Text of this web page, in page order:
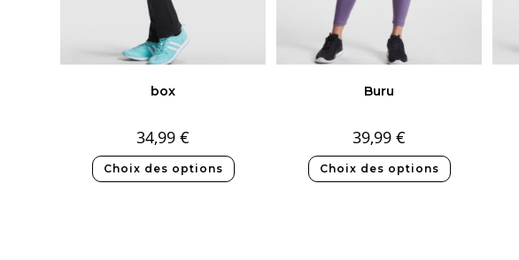
box
34,99 €
Choix des options
Buru
39,99 €
Choix des options